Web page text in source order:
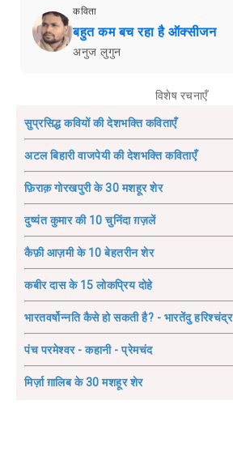
कविता
बहुत कम बच रहा है ऑक्सीजन
अनुज लुगुन
विशेष रचनाएँ
सुप्रसिद्ध कवियों की देशभक्ति कविताएँ
अटल बिहारी वाजपेयी की देशभक्ति कविताएँ
फ़िराक़ गोरखपुरी के 30 मशहूर शेर
दुष्यंत कुमार की 10 चुनिंदा ग़ज़लें
कैफ़ी आज़मी के 10 बेहतरीन शेर
कबीर दास के 15 लोकप्रिय दोहे
भारतवर्षोन्नति कैसे हो सकती है? - भारतेंदु हरिश्चंद्र
पंच परमेश्वर - कहानी - प्रेमचंद
मिर्ज़ा ग़ालिब के 30 मशहूर शेर